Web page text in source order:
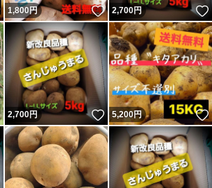
いいね！
1,800 円 いいね！
2,700円
いいね！
2,700円 いいね！
5,200円